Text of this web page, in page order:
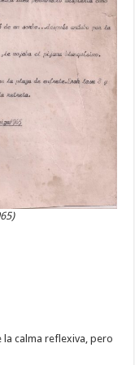
calma reflexiva, pero